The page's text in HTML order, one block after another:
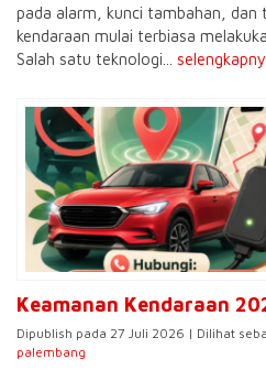
pada alarm, kunci tambahan, dan
kendaraan mulai terbiasa
Salah satu teknologi...
Keamanan Kendaraan
Dipublish pada 27 Juli 2026 | Dilihat
palembang